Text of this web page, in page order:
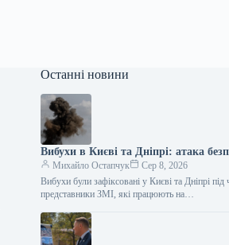
Останні новини
Вибухи в Києві та Дніпрі: атака
Михайло Остапчук
Сер 8, 2026
Вибухи були зафіксовані у Києві та Дніпрі
представники ЗМІ, які працюють на…